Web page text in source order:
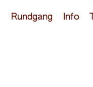
Rundgang Info